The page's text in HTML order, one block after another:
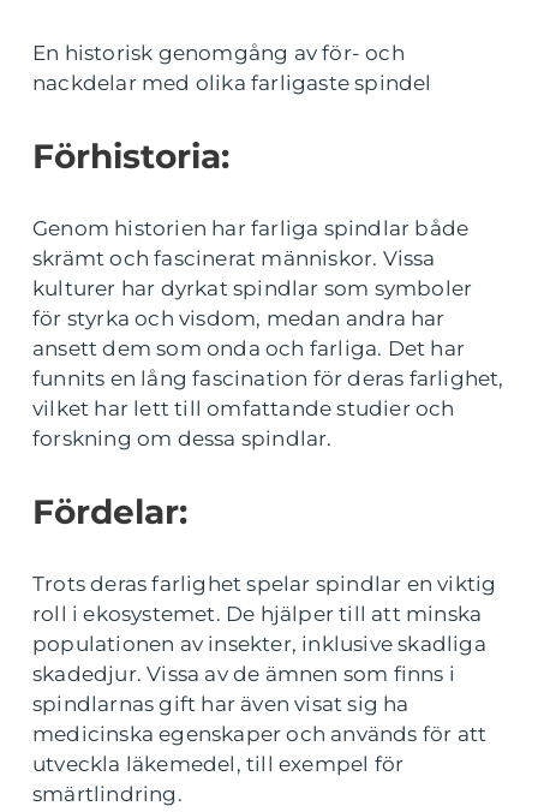
En historisk genomgång av för- och
nackdelar med olika farligaste spindel
Förhistoria:
Genom historien har farliga spindlar både
skrämt och fascinerat människor. Vissa
kulturer har dyrkat spindlar som symboler
för styrka och visdom, medan andra har
ansett dem som onda och farliga. Det har
funnits en lång fascination för deras farlighet,
vilket har lett till omfattande studier och
forskning om dessa spindlar.
Fördelar:
Trots deras farlighet spelar spindlar en viktig
roll i ekosystemet. De hjälper till att minska
populationen av insekter, inklusive skadliga
skadedjur. Vissa av de ämnen som finns i
spindlarnas gift har även visat sig ha
medicinska egenskaper och används för att
utveckla läkemedel, till exempel för
smärtlindring.